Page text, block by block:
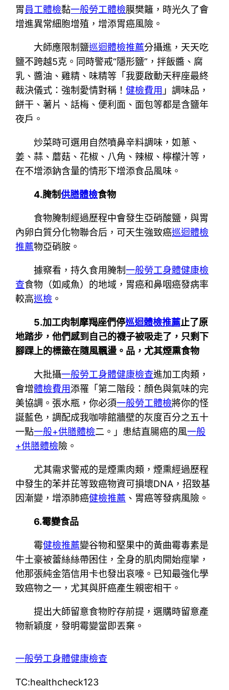
胃員工體檢黏一般勞工體檢膜樊籬，時光久了會
增進異常細胞增殖，增添胃癌風險。
大師應限制鹽巡迴體檢推薦分攝進，天天吃
鹽不跨越5克。同時警戒“隱形鹽”，拌飯醬、腐
乳、醬油、雞精、味精等「我要啟動天秤座最終
裁決儀式：強制愛情對稱！健檢費用 」調味品，
餅干、薯片、話梅、便利面、面包等都是含鹽年
夜戶。
炒菜時可選用自然噴鼻辛料調味，如蔥、
姜、蒜、蘑菇、花椒、八角、辣椒、檸檬汁等，
在不增添鈉含量的情形下增添食品風味。
4.腌制供膳體檢食物
食物腌制經過歷程中會發生亞硝酸鹽，與胃
內卵白質分化物聯合后，可天生強致癌巡迴體檢
推薦物亞硝胺。
據察看，持久食用腌制一般勞工身體健康檢
查食物（如咸魚）的地域，胃癌和鼻咽癌發病率
較高巡檢 。
5.加工肉制摩羯座們停巡迴體檢推薦止了原
地踏步，他們感到自己的襪子被吸走了，只剩下
腳踝上的標籤在隨風飄盪。品，尤其煙熏食物
大批攝一般勞工身體健康檢查進加工肉類，
會增體檢費用添罹「第二階段：顏色與氣味的完
美協調。張水瓶，你必須一般勞工體檢將你的怪
誕藍色，調配成我咖啡館牆壁的灰度百分之五十
一點一般+供膳體檢二。」患結直腸癌的風一般
+供膳體檢險。
尤其需求警戒的是煙熏肉類，煙熏經過歷程
中發生的苯并芘等致癌物資可損壞DNA，招致基
因漸變，增添肺癌健檢推薦 、胃癌等發病風險。
6.霉變食品
霉健檢推薦變谷物和堅果中的黃曲霉毒素是
牛土豪被蕾絲絲帶困住，全身的肌肉開始痙攣，
他那張純金箔信用卡也發出哀嚎。已知最強化學
致癌物之一，尤其與肝癌產生親密相干。
提出大師留意食物貯存前提，選購時留意產
物新穎度，發明霉變當即丟棄。
一般勞工身體健康檢查
TC:healthcheck123